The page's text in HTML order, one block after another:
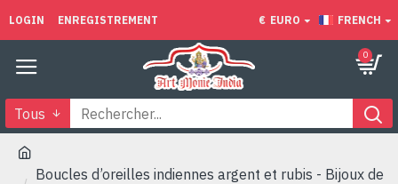
LOGIN ENREGISTREMENT € EURO FRENCH
0
Tous
Boucles d’oreilles indiennes argent et rubis - Bijoux de